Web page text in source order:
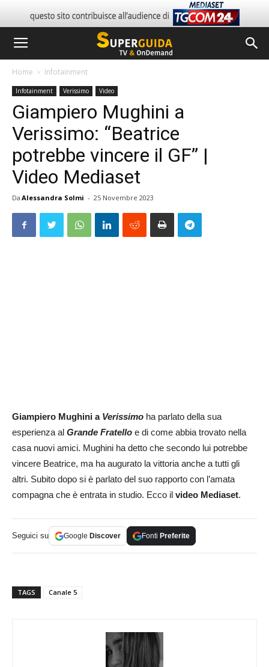
Home Infotainment
Infotainment Verissimo Video
Giampiero Mughini a
Verissimo: “Beatrice
potrebbe vincere il GF” |
Video Mediaset
Da Alessandra Solmi - 25 Novembre 2023
Giampiero Mughini a Verissimo ha parlato della sua
esperienza al Grande Fratello e di come abbia trovato nella
casa nuovi amici. Mughini ha detto che secondo lui potrebbe
vincere Beatrice, ma ha augurato la vittoria anche a tutti gli
altri. Subito dopo si è parlato del suo rapporto con l’amata
compagna che è entrata in studio. Ecco il video Mediaset.
Seguici su Google Discover Fonti Preferite
TAGS Canale 5